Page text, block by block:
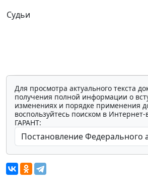
Судьи
Для просмотра актуального текста
получения полной информации о
изменениях и порядке применения
воспользуйтесь поиском в
ГАРАНТ: